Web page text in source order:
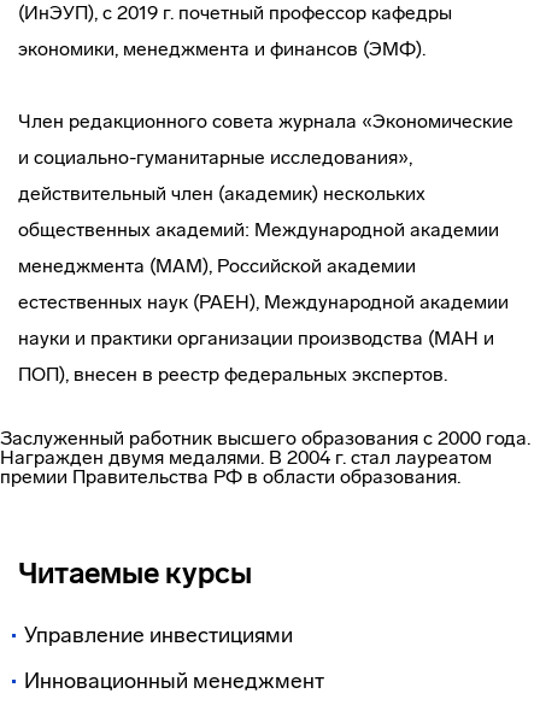
(ИнЭУП), с 2019 г. почетный профессор кафедры
экономики, менеджмента и финансов (ЭМФ).
Член редакционного совета журнала «Экономические
и социально-гуманитарные исследования»,
действительный член (академик) нескольких
общественных академий: Международной академии
менеджмента (МАМ), Российской академии
естественных наук (РАЕН), Международной академии
науки и практики организации производства (МАН и
ПОП), внесен в реестр федеральных экспертов.
Заслуженный работник высшего образования с 2000 года.
Награжден двумя медалями. В 2004 г. стал лауреатом
премии Правительства РФ в области образования.
Читаемые курсы
Управление инвестициями
Инновационный менеджмент